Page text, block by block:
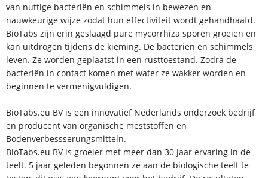
van nuttige bacteriën en schimmels in bewezen en
nauwkeurige wijze zodat hun effectiviteit wordt gehandhaafd.
BioTabs zijn erin geslaagd pure mycorrhiza sporen groeien en
kan uitdrogen tijdens de kieming. De bacteriën en schimmels
leven. Ze worden geplaatst in een rusttoestand. Zodra de
bacteriën in contact komen met water ze wakker worden en
beginnen te vermenigvuldigen.
BioTabs.eu BV is een innovatief Nederlands onderzoek bedrijf
en producent van organische meststoffen en
Bodenverbessserungsmitteln.
BioTabs.eu BV is groeier met meer dan 30 jaar ervaring in de
teelt. 5 jaar geleden begonnen ze aan de biologische teelt te